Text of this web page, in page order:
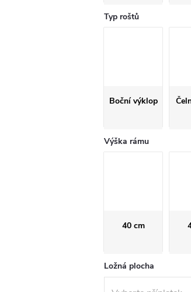
Typ roštů
Boční výklop
Výška rámu
40 cm
Ložná plocha